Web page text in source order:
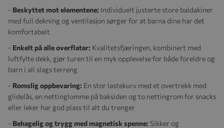
- Beskyttet mot elementene: Individuelt justerte store baldakiner
med full dekning og ventilasjon sørger for at barna dine har det
komfortabelt
- Enkelt på alle overflater: Kvalitetsfjæringen, kombinert med
luftfylte dekk, gjør turen til en myk opplevelse for både foreldre og
barn i all slags terreng
- Romslig oppbevaring: En stor lastekurv med et overtrekk med
glidelås, en nettinglomme på baksiden og to nettingrom for snacks
eller leker har god plass til alt du trenger
- Behagelig og trygg med magnetisk spenne: Sikker og